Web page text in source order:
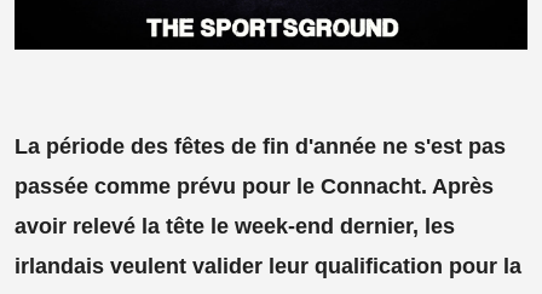
La période des fêtes de fin d'année ne s'est pas
passée comme prévu pour le Connacht. Après
avoir relevé la tête le week-end dernier, les
irlandais veulent valider leur qualification pour la